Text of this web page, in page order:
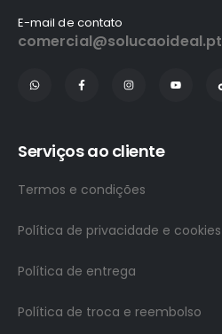
E-mail de contato
comercial@solucaoideal.pt
Serviços ao cliente
Termos e condições
Política de privacidade e cookies
Política de entrega
Política de troca e reembolso